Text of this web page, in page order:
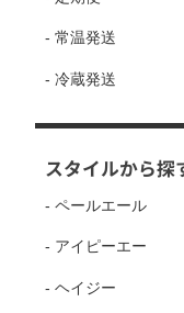
- 常温発送
- 冷蔵発送
スタイルから探
- ペールエール
- アイピーエー
- ヘイジー